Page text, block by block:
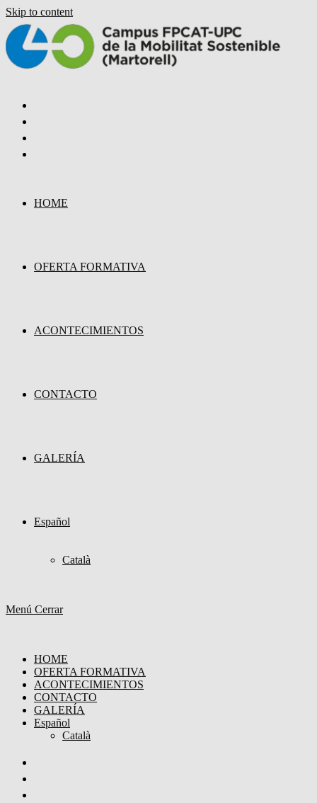
Skip to content
HOME
OFERTA FORMATIVA
ACONTECIMIENTOS
CONTACTO
GALERÍA
Español
Català
Menú Cerrar
HOME
OFERTA FORMATIVA
ACONTECIMIENTOS
CONTACTO
GALERÍA
Español
Català